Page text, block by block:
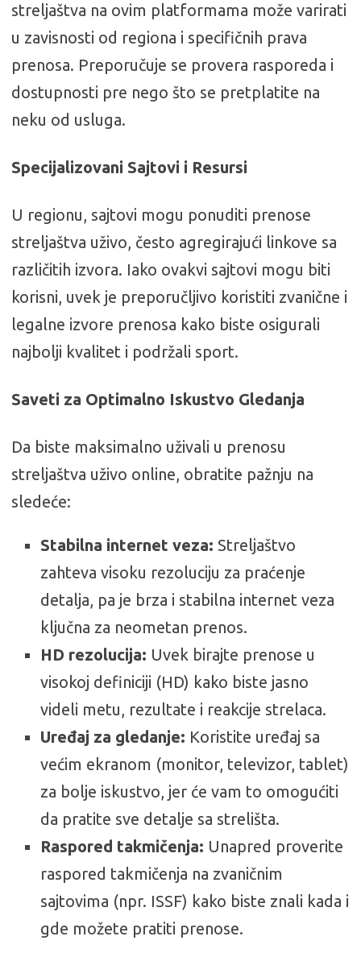
streljaštva na ovim platformama može varirati
u zavisnosti od regiona i specifičnih prava
prenosa. Preporučuje se provera rasporeda i
dostupnosti pre nego što se pretplatite na
neku od usluga.
Specijalizovani Sajtovi i Resursi
U regionu, sajtovi mogu ponuditi prenose
streljaštva uživo, često agregirajući linkove sa
različitih izvora. Iako ovakvi sajtovi mogu biti
korisni, uvek je preporučljivo koristiti zvanične i
legalne izvore prenosa kako biste osigurali
najbolji kvalitet i podržali sport.
Saveti za Optimalno Iskustvo Gledanja
Da biste maksimalno uživali u prenosu
streljaštva uživo online, obratite pažnju na
sledeće:
Stabilna internet veza: Streljaštvo
zahteva visoku rezoluciju za praćenje
detalja, pa je brza i stabilna internet veza
ključna za neometan prenos.
HD rezolucija: Uvek birajte prenose u
visokoj definiciji (HD) kako biste jasno
videli metu, rezultate i reakcije strelaca.
Uređaj za gledanje: Koristite uređaj sa
većim ekranom (monitor, televizor, tablet)
za bolje iskustvo, jer će vam to omogućiti
da pratite sve detalje sa strelišta.
Raspored takmičenja: Unapred proverite
raspored takmičenja na zvaničnim
sajtovima (npr. ISSF) kako biste znali kada i
gde možete pratiti prenose.